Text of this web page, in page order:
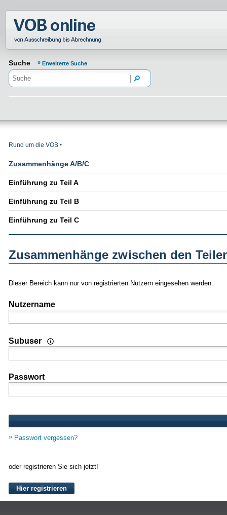
Normenportal Barrierefreiheit
Suche Erweiterte Suche
Rund um die VOB
Zusammenhänge A/B/C
Einführung zu Teil A
Einführung zu Teil B
Einführung zu Teil C
Zusammenhänge zwischen den
Dieser Bereich kann nur von registrierten Nutzern eingesehen werden.
Nutzername
Subuser Wenn Sie Nutzer einer Mehrplatz- oder Standortlizenz
Passwort
Passwort vergessen?
oder registrieren Sie sich jetzt!
Hier registrieren